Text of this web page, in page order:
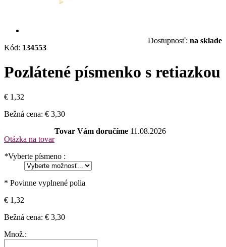
Kód: 134553
Dostupnosť: na sklade
Pozlátené písmenko s retiazkou
€ 1,32
Bežná cena: € 3,30
Otázka na tovar
Tovar Vám doručíme 11.08.2026
*Vyberte písmeno :
* Povinne vyplnené polia
€ 1,32
Bežná cena: € 3,30
Množ.: